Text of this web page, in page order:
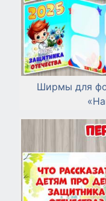
Ширмы для